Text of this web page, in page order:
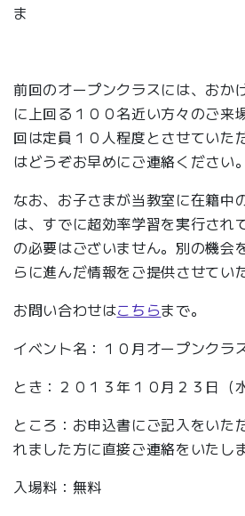
ま
前回のオープンクラスには、おか
に上回る１００名近い方々のご来
回は定員１０人程度とさせていた
はどうぞお早めにご連絡ください。
なお、お子さまが当教室に在籍中
は、すでに超効率学習を実行され
の必要はございません。別の機会
らに進んだ情報をご提供させてい
お問い合わせはこちらまで。
イベント名：１０月オープンクラ
とき：２０１３年１０月２３日（
ところ：お申込書にご記入をいた
れました方に直接ご連絡をいたし
入場料：無料